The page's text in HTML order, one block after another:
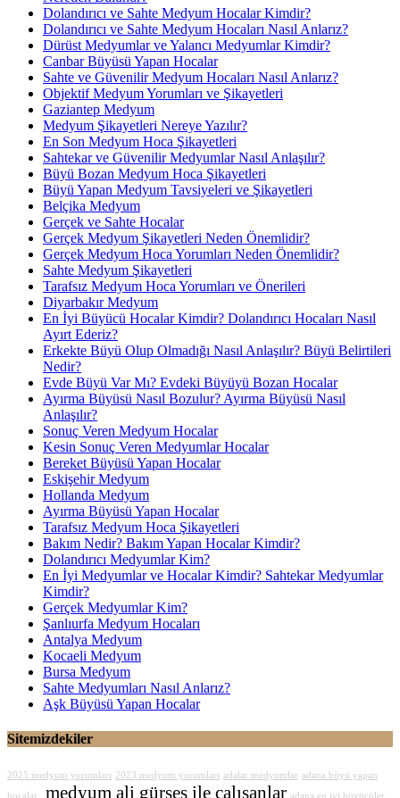
Dolandırıcı ve Sahte Medyum Hocalar Kimdir?
Dolandırıcı ve Sahte Medyum Hocaları Nasıl Anlarız?
Dürüst Medyumlar ve Yalancı Medyumlar Kimdir?
Canbar Büyüsü Yapan Hocalar
Sahte ve Güvenilir Medyum Hocaları Nasıl Anlarız?
Objektif Medyum Yorumları ve Şikayetleri
Gaziantep Medyum
Medyum Şikayetleri Nereye Yazılır?
En Son Medyum Hoca Şikayetleri
Sahtekar ve Güvenilir Medyumlar Nasıl Anlaşılır?
Büyü Bozan Medyum Hoca Şikayetleri
Büyü Yapan Medyum Tavsiyeleri ve Şikayetleri
Belçika Medyum
Gerçek ve Sahte Hocalar
Gerçek Medyum Şikayetleri Neden Önemlidir?
Gerçek Medyum Hoca Yorumları Neden Önemlidir?
Sahte Medyum Şikayetleri
Tarafsız Medyum Hoca Yorumları ve Önerileri
Diyarbakır Medyum
En İyi Büyücü Hocalar Kimdir? Dolandırıcı Hocaları Nasıl
Ayırt Ederiz?
Erkekte Büyü Olup Olmadığı Nasıl Anlaşılır? Büyü Belirtileri
Nedir?
Evde Büyü Var Mı? Evdeki Büyüyü Bozan Hocalar
Ayırma Büyüsü Nasıl Bozulur? Ayırma Büyüsü Nasıl
Anlaşılır?
Sonuç Veren Medyum Hocalar
Kesin Sonuç Veren Medyumlar Hocalar
Bereket Büyüsü Yapan Hocalar
Eskişehir Medyum
Hollanda Medyum
Ayırma Büyüsü Yapan Hocalar
Tarafsız Medyum Hoca Şikayetleri
Bakım Nedir? Bakım Yapan Hocalar Kimdir?
Dolandırıcı Medyumlar Kim?
En İyi Medyumlar ve Hocalar Kimdir? Sahtekar Medyumlar
Kimdir?
Gerçek Medyumlar Kim?
Şanlıurfa Medyum Hocaları
Antalya Medyum
Kocaeli Medyum
Bursa Medyum
Sahte Medyumları Nasıl Anlarız?
Aşk Büyüsü Yapan Hocalar
Sitemizdekiler
2025 medyum yorumları 2023 medyum yorumları adalar medyumlar adana büyü yapan
medyum ali gürses ile çalışanlar